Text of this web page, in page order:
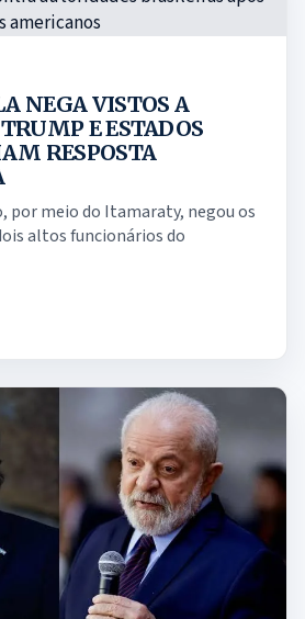
NEGA VISTOS A
E ESTADOS
RESPOSTA
por meio do Itamaraty, negou os
altos funcionários do